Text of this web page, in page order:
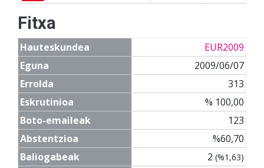
Fitxa
Hauteskundea
EUR2009
Eguna
2009/06/07
Errolda
313
Eskrutinioa
% 100,00
Boto-emaileak
123
Abstentzioa
%60,70
Baliogabeak
2 (%1,63)